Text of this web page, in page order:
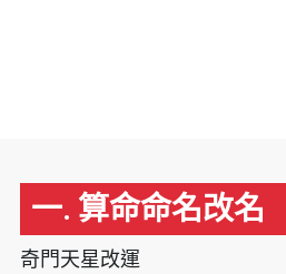
一. 算命命名改名
奇門天星改運